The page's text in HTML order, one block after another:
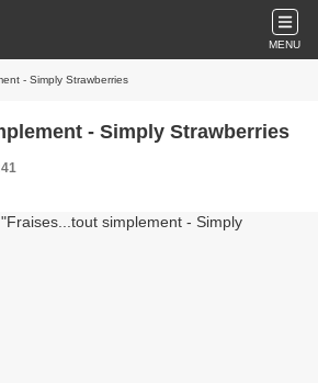
MENU
- Simply Strawberries
- Simply Strawberries